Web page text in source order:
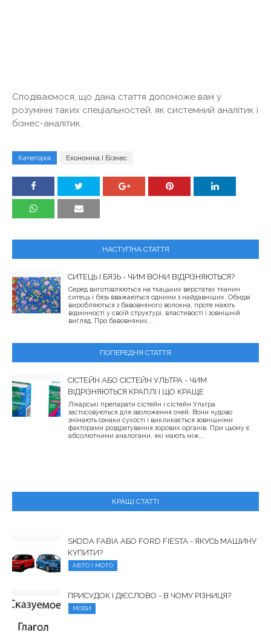
Сподіваємося, що дана стаття допоможе вам у
розумінні таких спеціальностей, як системний аналітик і
бізнес-аналітик.
Категорія Економіка І Бізнес
НАСТУПНА СТАТТЯ
СИТЕЦЬ І БЯЗЬ - ЧИМ ВОНИ ВІДРІЗНЯЮТЬСЯ?
Серед виготовляються на ткацьких верстатах тканин
ситець і бязь вважаються одними з найдавніших. Обидві
виробляються з бавовняного волокна, проте мають
відмінності у своїй структурі, властивості і зовнішній
вигляд. Про бавовняних...
ПОПЕРЕДНЯ СТАТТЯ
СІСТЕЙН АБО СІСТЕЙН УЛЬТРА - ЧИМ
ВІДРІЗНЯЮТЬСЯ КРАПЛІ І ЩО КРАЩЕ
Лікарські препарати сістейн і сістейн Ультра
застосовуються для зволоження очей. Вони чудово
знімають ознаки сухості і викликається зовнішніми
факторами роздратування зорових органів. При цьому є
абсолютними аналогами, які мають між...
КРАЩІ СТАТТІ
SKODA FABIA АБО FORD FIESTA - ЯКУСЬ МАШИНУ
КУПИТИ?
АВТО І МОТО
ПРИСУДОК І ДІЄСЛОВО - В ЧОМУ РІЗНИЦЯ?
МОВИ